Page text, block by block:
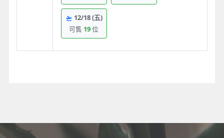
12/18(五)
可售 19位